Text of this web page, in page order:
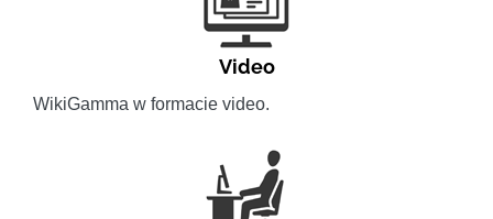
Video
WikiGamma w formacie video.